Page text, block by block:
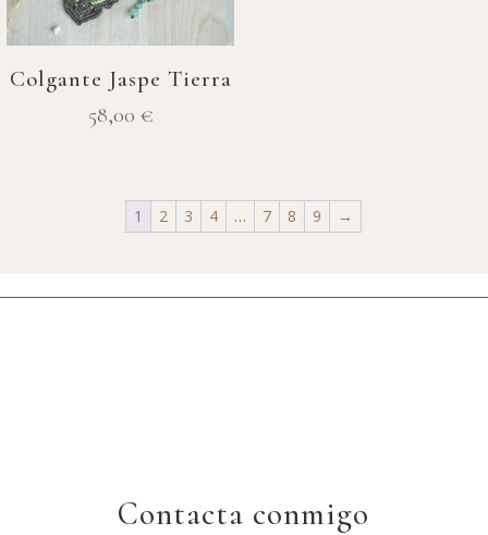
Colgante Jaspe Tierra
58,00 €
1 2 3 4 … 7 8 9 →
Contacta conmigo